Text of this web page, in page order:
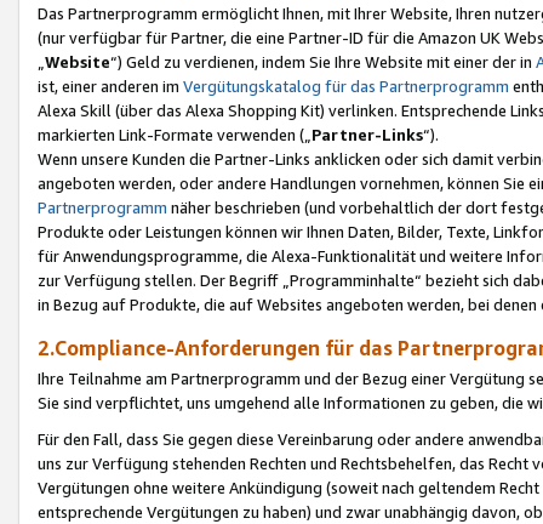
Das Partnerprogramm ermöglicht Ihnen, mit Ihrer Website, Ihren
(nur verfügbar für Partner, die eine Partner-ID für die Amazon UK
Website“) Geld zu verdienen, indem Sie Ihre Website mit einer der in
ist, einer anderen im Vergütungskatalog für das Partnerprogramm
Alexa Skill (über das Alexa Shopping Kit) verlinken. Entsprechende
markierten Link-Formate verwenden („ Partner-Links“).
Wenn unsere Kunden die Partner-Links anklicken oder sich damit
angeboten werden, oder andere Handlungen vornehmen, können Sie
Partnerprogramm näher beschrieben (und vorbehaltlich der dort
Produkte oder Leistungen können wir Ihnen Daten, Bilder, Texte,
für Anwendungsprogramme, die Alexa-Funktionalität und weitere
zur Verfügung stellen. Der Begriff „Programminhalte“ bezieht sich
in Bezug auf Produkte, die auf Websites angeboten werden, bei
2.Compliance-Anforderungen für das
Ihre Teilnahme am Partnerprogramm und der Bezug einer Vergütung
Sie sind verpflichtet, uns umgehend alle Informationen zu geben, die
Für den Fall, dass Sie gegen diese Vereinbarung oder andere
uns zur Verfügung stehenden Rechten und Rechtsbehelfen, das
Vergütungen ohne weitere Ankündigung (soweit nach geltendem
entsprechende Vergütungen zu haben) und zwar unabhängig davon,